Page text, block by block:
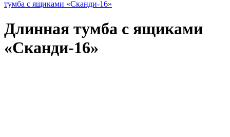
тумба с ящиками «Сканди-16»
Длинная тумба с ящиками
«Сканди-16»